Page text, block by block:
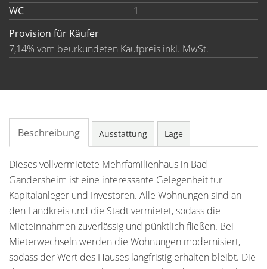
WC
1
Provision für Käufer
7,14% vom beurkundeten Kaufpreis inkl. MwSt.
Beschreibung Ausstattung Lage
Dieses vollvermietete Mehrfamilienhaus in Bad
Gandersheim ist eine interessante Gelegenheit für
Kapitalanleger und Investoren. Alle Wohnungen sind an
den Landkreis und die Stadt vermietet, sodass die
Mieteinnahmen zuverlässig und pünktlich fließen. Bei
Mieterwechseln werden die Wohnungen modernisiert,
sodass der Wert des Hauses langfristig erhalten bleibt. Die